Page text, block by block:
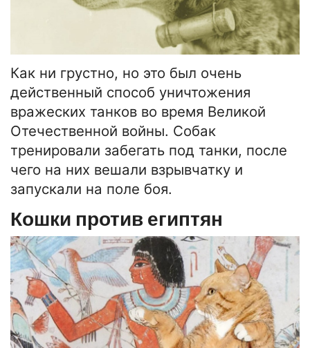
Как ни грустно, но это был очень
действенный способ уничтожения
вражеских танков во время Великой
Отечественной войны. Собак
тренировали забегать под танки, после
чего на них вешали взрывчатку и
запускали на поле боя.
Кошки против египтян